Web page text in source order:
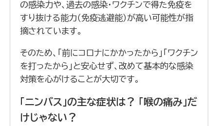
の感染力や、過去の感染・ワクチンで得た免疫を
すり抜ける能力（免疫逃避能）が高い可能性が指
摘されています。
そのため、「前にコロナにかかったから」「ワクチン
を打ったから」と安心せず、改めて基本的な感染
対策を心がけることが大切です。
「ニンバス」の主な症状は？ 「喉の痛み」だ
けじゃない？